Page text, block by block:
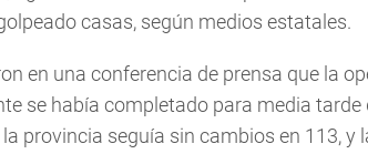
casas, según medios estatales.
en una conferencia de prensa que la
se había completado para media tarde
provincia seguía sin cambios en 113, y